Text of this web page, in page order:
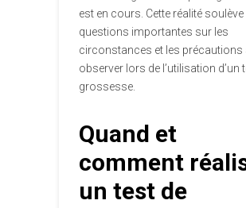
est en cours. Cette réalité soulève
questions importantes sur les
circonstances et les précautions
observer lors de l’utilisation d’un
grossesse.
Quand et
comment
un test de